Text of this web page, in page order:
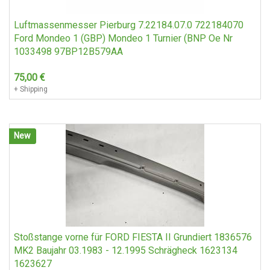
Luftmassenmesser Pierburg 7.22184.07.0 722184070
Ford Mondeo 1 (GBP) Mondeo 1 Turnier (BNP Oe Nr
1033498 97BP12B579AA
75,00 €
+ Shipping
New
Stoßstange vorne für FORD FIESTA II Grundiert 1836576
MK2 Baujahr 03.1983 - 12.1995 Schrägheck 1623134
1623627